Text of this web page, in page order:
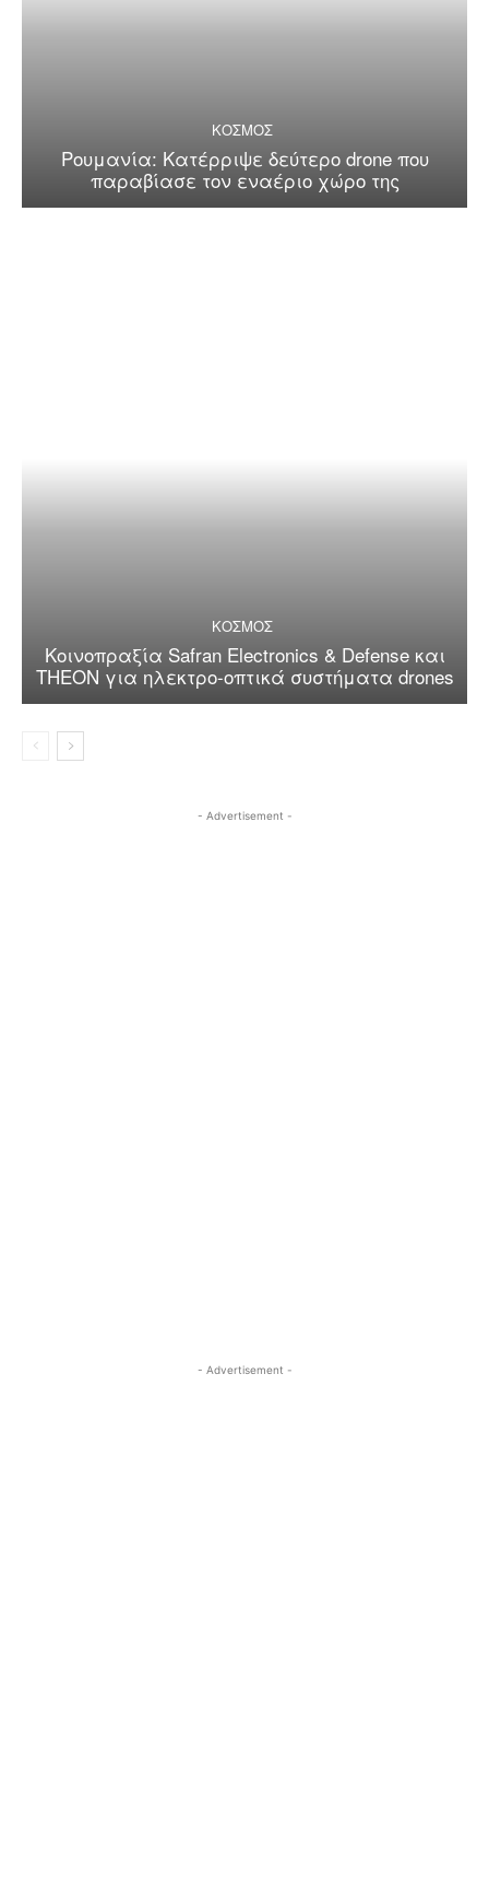
ΚΟΣΜΟΣ
Ρουμανία: Κατέρριψε δεύτερο drone που
παραβίασε τον εναέριο χώρο της
ΚΟΣΜΟΣ
Κοινοπραξία Safran Electronics & Defense και
THEON για ηλεκτρο-οπτικά συστήματα drones
- Advertisement -
- Advertisement -